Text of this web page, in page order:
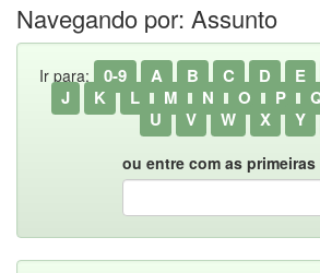
Navegando por: Assunto
Ir para: 0-9 A B C D E
J
K L M N O P
U
V W X Y
ou entre com as